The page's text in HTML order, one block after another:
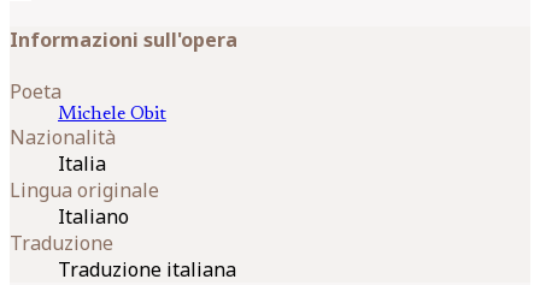
Informazioni sull'opera
Poeta
Michele Obit
Nazionalità
Italia
Lingua originale
Italiano
Traduzione
Traduzione italiana